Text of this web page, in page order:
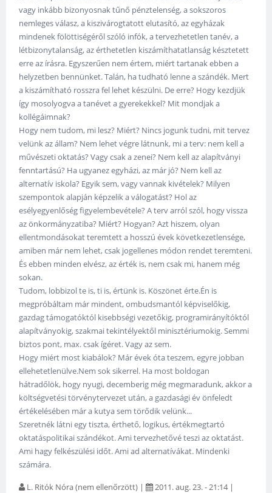
vagy inkább bizonyosnak tűnő pénztelenség, a sokszoros
nemleges válasz, a kiszivárogtatott elutasító, az egyházak
mindenek fölöttiségéről szóló infók, a tervezhetetlen tanév, a
létbizonytalanság, az érthetetlen kiszámíthatatlanság késztetett
erre az írásra. Egyszerűen nem értem, miért tartanak ebben a
helyzetben bennünket. Talán, ha tudható lenne a szándék. Mert
a kiszámítható rosszra fel lehet készülni. De erre? Hogy kezdjük
így mosolyogva a tanévet a gyerekekkel? Mit mondjak a
kollégáimnak?
Hogy nem tudom, mi lesz? Miért? Nincs jogunk tudni, mit tervez
velünk az állam? Nem lehet végre látnunk, mi a terv: nem kell a
művészeti oktatás? Vagy csak a zenei? Nem kell az alapítványi
fenntartású? Ha ugyanez egyházi, az már jó? Nem kell az
alternatív iskola? Egyik sem, vagy vannak kivételek? Milyen
szempontok alapján képzelik a válogatást? Hol az
esélyegyenlőség figyelembevétele? A terv arról szól, hogy vissza
az önkormányzatiba? Miért? Hogyan? Azt hiszem, olyan
ellentmondásokat teremtett a hosszú évek következetlensége,
amiben már nem lehet, csak jogellenes módon rendet teremteni.
És ebben minden elvész, az érték is, nem csak mi, hanem még
sokan.
Tudom, lobbizol te is, ti is, értünk is. Köszönet érte.Én is
megpróbáltam már mindent, ombudsmantól képviselőkig,
gazdag támogatóktól kisebbségi vezetőkig, programirányítóktól
alapítványokig, szakmai tekintélyektől minisztériumokig. Semmi
biztos pont, max. csak ígéret. Vagy az sem.
Hogy miért most kiabálok? Már évek óta teszem, egyre jobban
ellehetetlenülve.Nem sok sikerrel. Ha most boldogan
hátradőlök, hogy nyugi, decemberig még megmaradunk, akkor a
költségvetési törvénytervezet után, a gazdasági év önfeledt
értékelésében már a kutya sem törődik velünk...
Szeretnék látni egy tiszta, érthető, logikus, értékmegtartó
oktatáspolitikai szándékot. Ami tervezhetővé teszi az oktatást.
Ami hagy felkészülési időt. Ami ad alternatívákat. Mindenki
számára.
L. Ritók Nóra (nem ellenőrzött) | 2011. aug. 23. - 21:14|